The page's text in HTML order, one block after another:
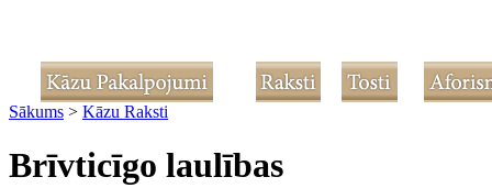
Sākums > Kāzu Raksti
Brīvticīgo laulības